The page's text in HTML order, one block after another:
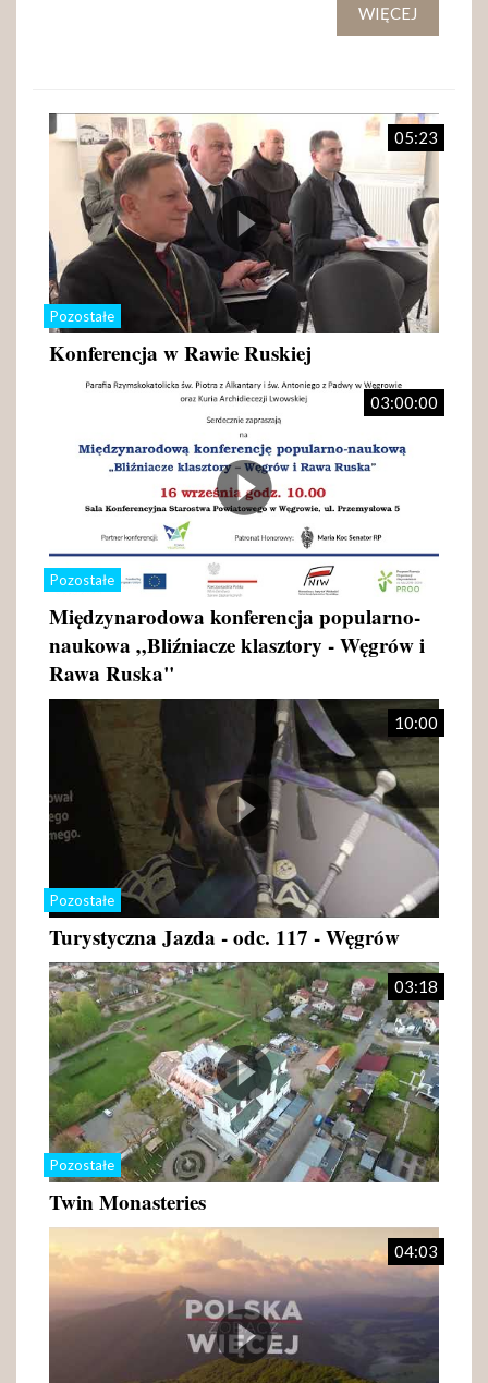
WIĘCEJ
Pozostałe
05:23
Konferencja w Rawie Ruskiej
Pozostałe
03:00:00
Międzynarodowa konferencja popularno-
naukowa „Bliźniacze klasztory - Węgrów i
Rawa Ruska"
Pozostałe
10:00
Turystyczna Jazda - odc. 117 - Węgrów
Pozostałe
03:18
Twin Monasteries
04:03